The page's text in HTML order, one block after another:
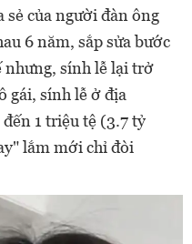
sẻ của người đàn ông
6 năm, sắp sửa bước
nhưng, sính lễ lại trở
gái, sính lễ ở địa
1 triệu tệ (3.7 tỷ
lắm mới chỉ đòi